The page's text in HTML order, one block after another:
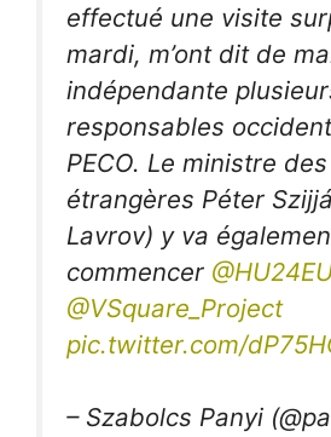
effectué une visite
mardi, m’ont dit de
indépendante
responsables
PECO. Le ministre
étrangères Péter
Lavrov) y va
commencer
@VSquare_Project
pic.twitter.com/
– Szabolcs Panyi